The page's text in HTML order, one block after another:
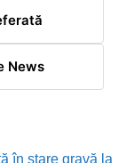
News
în stare gravă la